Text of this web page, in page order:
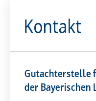
Kontakt
Gutachterstelle
der Bayerischen